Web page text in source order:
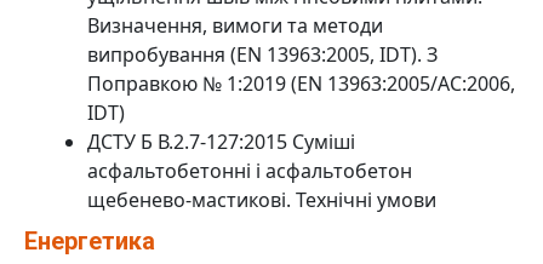
Визначення, вимоги та методи
випробування (EN 13963:2005, IDT). З
Поправкою № 1:2019 (EN 13963:2005/AC:2006,
IDT)
ДСТУ Б В.2.7-127:2015 Суміші
асфальтобетонні і асфальтобетон
щебенево-мастикові. Технічні умови
Енергетика